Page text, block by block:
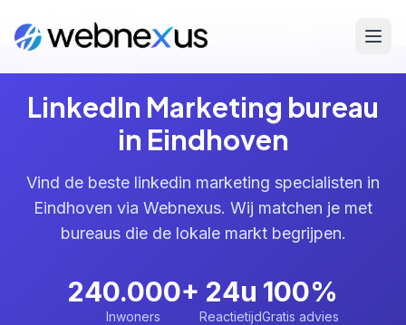
Home Diensten LinkedIn Marketing
LinkedIn Marketing bureau
in Eindhoven
Vind de beste linkedin marketing specialisten in
Eindhoven via Webnexus. Wij matchen je met
bureaus die de lokale markt begrijpen.
240.000+
Inwoners
24u
Reactietijd
100%
Gratis advies